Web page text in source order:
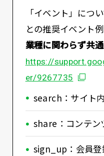
「イベント」につ
との推奨イベント
業種に関わらず共
https://
er/9267735 別ウィ
search：サイト
share：コンテン
sign_up：会員登